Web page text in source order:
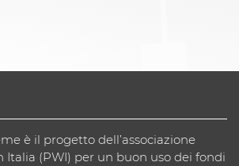
è il progetto dell’associazione
Italia (PWI) per un buon uso dei fondi